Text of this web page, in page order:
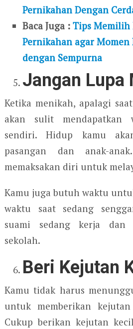
Pernikahan Dengan
Baca Juga :Tips Memilih
Pernikahan agar Momen
dengan Sempurna
Jangan Lupa
Ketika menikah, apalagi
akan sulit mendapatkan
sendiri. Hidup kamu
pasangan dan anak-
memaksakan diri untuk
Kamu juga butuh waktu
waktu saat sedang
suami sedang kerja dan
sekolah.
Beri Kejutan
Kamu tidak harus
untuk memberikan kejutan
Cukup berikan kejutan